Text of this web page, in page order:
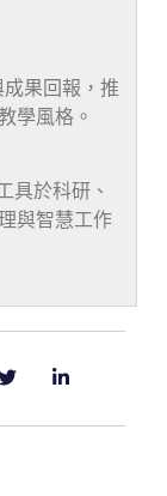
果回報，推
學風格。
具於科研、
與智慧工作